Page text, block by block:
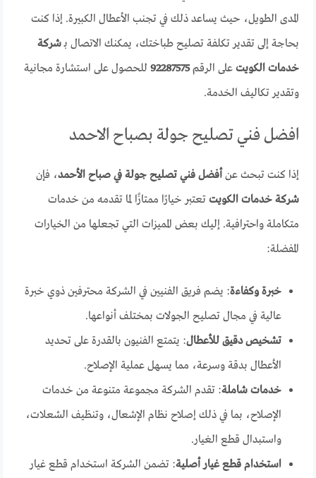
المدى الطويل، حيث يساعد ذلك في تجنب الأعطال الكبيرة. إذا كنت
بحاجة إلى تقدير تكلفة تصليح طباختك، يمكنك الاتصال بـشركة
خدمات الكويت على الرقم92287575 للحصول على استشارة مجانية
وتقدير تكاليف الخدمة.
افضل فني تصليح جولة بصباح الاحمد
إذا كنت تبحث عنأفضل فني تصليح جولة في صباح الأحمد، فإن
شركة خدمات الكويت تعتبر خيارًا ممتازًا لما تقدمه من خدمات
متكاملة واحترافية. إليك بعض المميزات التي تجعلها من الخيارات
المفضلة:
خبرة وكفاءة: يضم فريق الفنيين في الشركة محترفين ذوي خبرة
عالية في مجال تصليح الجولات بمختلف أنواعها.
تشخيص دقيق للأعطال: يتمتع الفنيون بالقدرة على تحديد
الأعطال بدقة وسرعة، مما يسهل عملية الإصلاح.
خدمات شاملة: تقدم الشركة مجموعة متنوعة من خدمات
الإصلاح، بما في ذلك إصلاح نظام الإشعال، وتنظيف الشعلات،
واستبدال قطع الغيار.
استخدام قطع غيار أصلية: تضمن الشركة استخدام قطع غيار